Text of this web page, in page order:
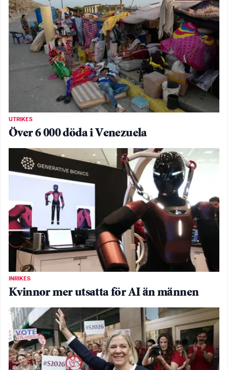
UTRIKES
Över 6 000 döda i Venezuela
INRIKES
Kvinnor mer utsatta för AI än männen